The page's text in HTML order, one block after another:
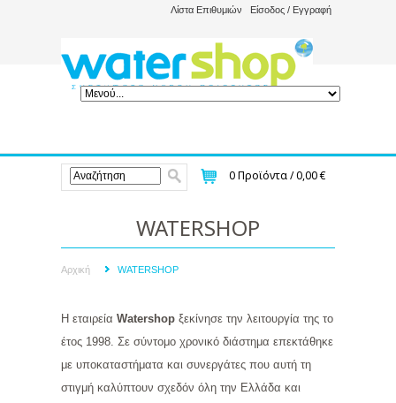
Λίστα Επιθυμιών Είσοδος / Εγγραφή
0Προϊόντα /0,00 €
WATERSHOP
Αρχική WATERSHOP
Η εταιρεία Watershop ξεκίνησε την λειτουργία της το
έτος 1998. Σε σύντομο χρονικό διάστημα επεκτάθηκε
με υποκαταστήματα και συνεργάτες που αυτή τη
στιγμή καλύπτουν σχεδόν όλη την Ελλάδα και